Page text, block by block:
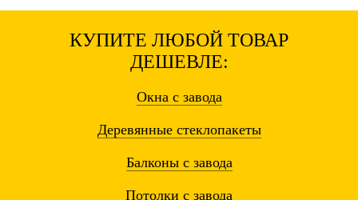
КУПИТЕ ЛЮБОЙ ТОВАР
ДЕШЕВЛЕ:
Окнас завода
Деревянные стеклопакеты
Балконы с завода
Потолки с завода